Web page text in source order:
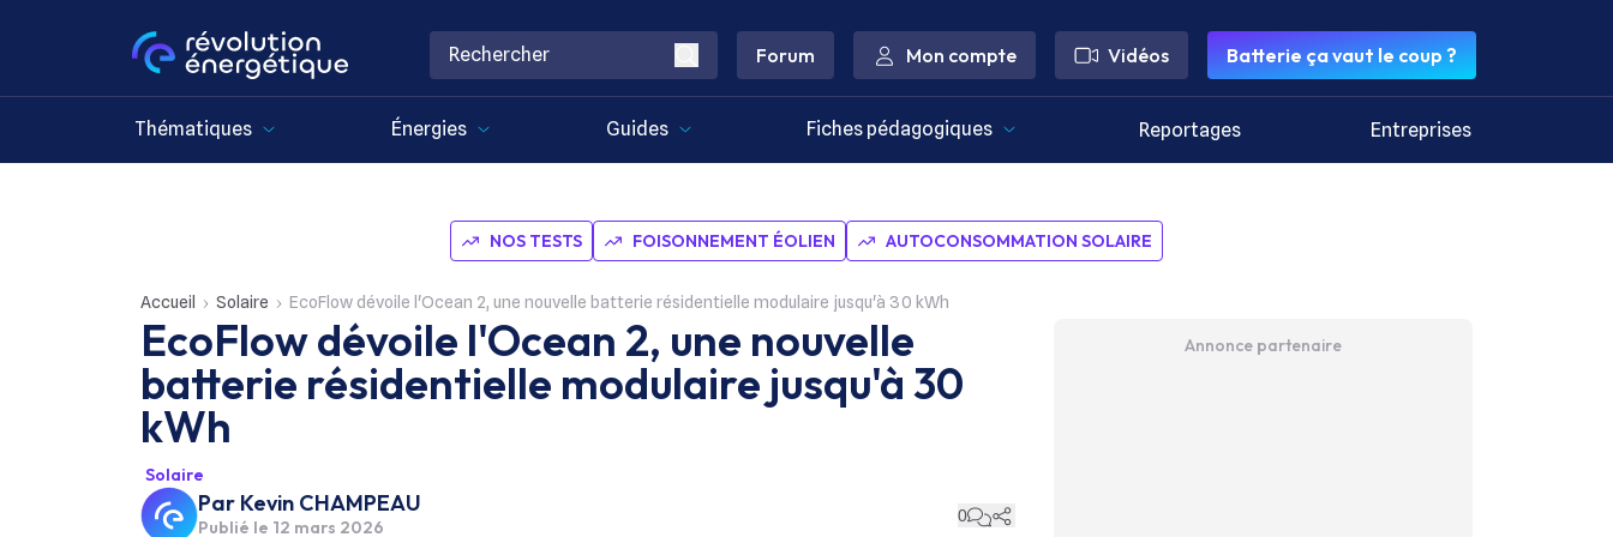
Forum Mon compte Vidéos Batterie ça vaut le coup ?
Thématiques Énergies Guides Fiches pédagogiques Reportages Entreprises
NOS TESTS FOISONNEMENT ÉOLIEN AUTOCONSOMMATION SOLAIRE
Accueil Solaire EcoFlow dévoile l'Ocean 2, une nouvelle batterie résidentielle modulaire jusqu'à 30 kWh
EcoFlow dévoile l'Ocean 2, une nouvelle
batterie résidentielle modulaire jusqu'à 30
kWh
Solaire
Par Kevin CHAMPEAU
Publié le 12 mars 2026
0
Annonce partenaire